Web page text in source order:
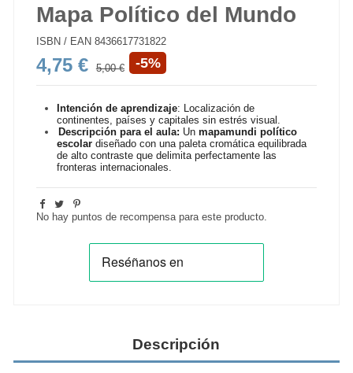
Mapa Político del Mundo
ISBN / EAN 8436617731822
4,75 € 5,00 € -5%
Intención de aprendizaje: Localización de
continentes, países y capitales sin estrés visual.
Descripción para el aula: Unmapamundi político
escolar diseñado con una paleta cromática equilibrada
de alto contraste que delimita perfectamente las
fronteras internacionales.
No hay puntos de recompensa para este producto.
Descripción